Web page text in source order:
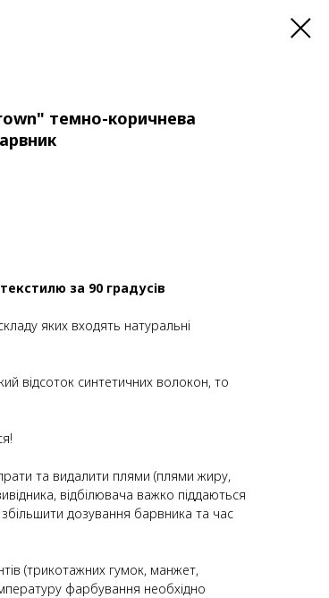
темно-коричнева
за 90 градусів
яких входять натуральні
відсоток синтетичних волокон, то
та видалити плями (плями жиру,
відбілювача важко піддаються
дозування барвника та час
(трикотажних гумок, манжет,
фарбування необхідно